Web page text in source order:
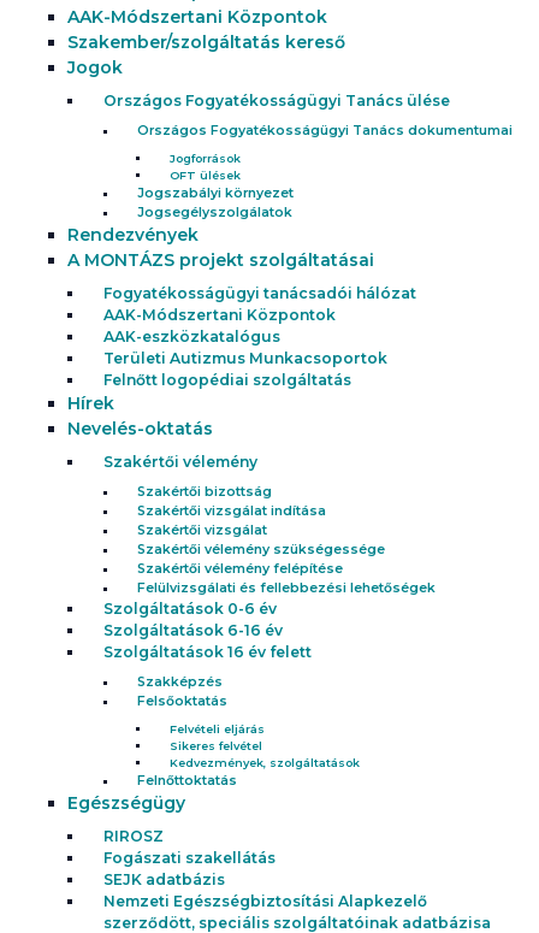
AAK-Módszertani Központok
Szakember/szolgáltatás kereső
Jogok
Országos Fogyatékosságügyi Tanács ülése
Országos Fogyatékosságügyi Tanács dokumentumai
Jogforrások
OFT ülések
Jogszabályi környezet
Jogsegélyszolgálatok
Rendezvények
A MONTÁZS projekt szolgáltatásai
Fogyatékosságügyi tanácsadói hálózat
AAK-Módszertani Központok
AAK-eszközkatalógus
Területi Autizmus Munkacsoportok
Felnőtt logopédiai szolgáltatás
Hírek
Nevelés-oktatás
Szakértői vélemény
Szakértői bizottság
Szakértői vizsgálat indítása
Szakértői vizsgálat
Szakértői vélemény szükségessége
Szakértői vélemény felépítése
Felülvizsgálati és fellebbezési lehetőségek
Szolgáltatások 0-6 év
Szolgáltatások 6-16 év
Szolgáltatások 16 év felett
Szakképzés
Felsőoktatás
Felvételi eljárás
Sikeres felvétel
Kedvezmények, szolgáltatások
Felnőttoktatás
Egészségügy
RIROSZ
Fogászati szakellátás
SEJK adatbázis
Nemzeti Egészségbiztosítási Alapkezelő
szerződött, speciális szolgáltatóinak adatbázisa